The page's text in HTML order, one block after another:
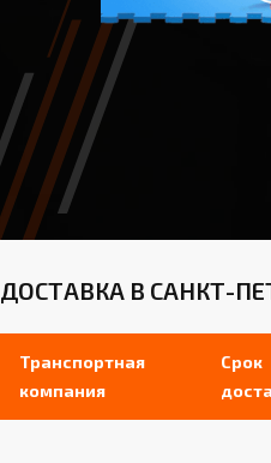
ДОСТАВКА В САНКТ-
Транспортная
компания
Срок